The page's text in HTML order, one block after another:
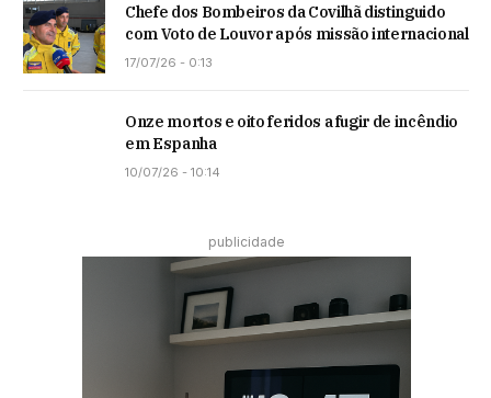
Chefe dos Bombeiros da Covilhã distinguido
com Voto de Louvor após missão internacional
17/07/26 - 0:13
Onze mortos e oito feridos a fugir de incêndio
em Espanha
10/07/26 - 10:14
publicidade